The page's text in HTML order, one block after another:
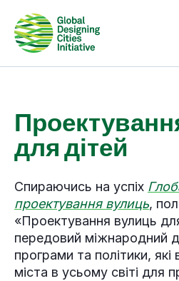
для дітей
Спираючись на успіх
проектування вулиць,
«Проектування вулиць
передовий міжнародний
програми та політики,
міста в усьому світі для